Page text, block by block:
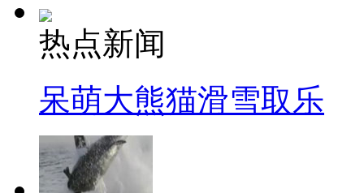
热点新闻
呆萌大熊猫滑雪取乐